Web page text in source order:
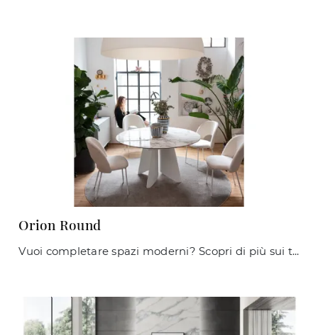
Orion Round
Vuoi completare spazi moderni? Scopri di più sui tavoli moderni fissi: il modello da pranzo Orion Round ti sta aspettando.